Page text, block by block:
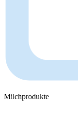
Milchprodukte